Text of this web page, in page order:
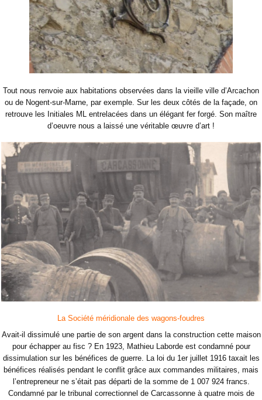
Tout nous renvoie aux habitations observées dans la vieille ville d’Arcachon
ou de Nogent-sur-Marne, par exemple. Sur les deux côtés de la façade, on
retrouve les Initiales ML entrelacées dans un élégant fer forgé. Son maître
d’oeuvre nous a laissé une véritable œuvre d’art !
La Société méridionale des wagons-foudres
Avait-il dissimulé une partie de son argent dans la construction cette maison
pour échapper au fisc ? En 1923, Mathieu Laborde est condamné pour
dissimulation sur les bénéfices de guerre. La loi du 1er juillet 1916 taxait les
bénéfices réalisés pendant le conflit grâce aux commandes militaires, mais
l’entrepreneur ne s’était pas départi de la somme de 1 007 924 francs.
Condamné par le tribunal correctionnel de Carcassonne à quatre mois de